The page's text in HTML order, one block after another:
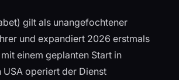
gilt als unangefochtener
und expandiert 2026 erstmals
einem geplanten Start in
USA operiert der Dienst